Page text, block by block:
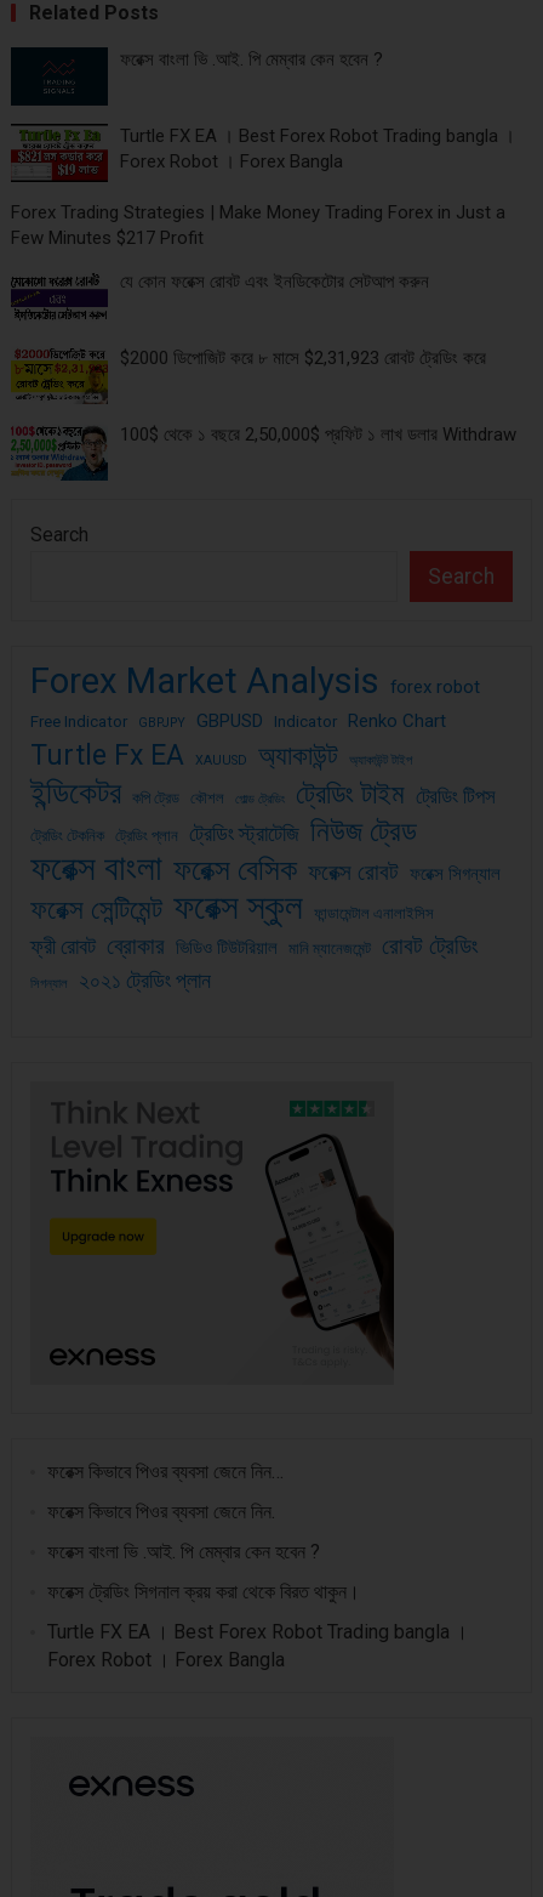
Related Posts
ফরেক্স বাংলা ভি .আই. পি মেম্বার কেন হবেন ?
Turtle FX EA । Best Forex Robot Trading bangla ।
Forex Robot । Forex Bangla
Forex Trading Strategies | Make Money Trading Forex in Just a
Few Minutes $217 Profit
যে কোন ফরেক্স রোবট এবং ইনডিকেটোর সেটআপ করুন
$2000 ডিপোজিট করে ৮ মাসে $2,31,923 রোবট ট্রেডিং করে
100$ থেকে ১ বছরে 2,50,000$ প্রফিট ১ লাখ ডলার Withdraw
Search
Search
Forex Market Analysis forex robot
Free Indicator GBPJPY GBPUSD Indicator Renko Chart
Turtle Fx EA XAUUSD অ্যাকাউন্ট অ্যাকাউন্ট টাইপ
ইন্ডিকেটর কপি ট্রেড কৌশল গোল্ড ট্রেডিং ট্রেডিং টাইম ট্রেডিং টিপস
ট্রেডিং টেকনিক ট্রেডিং প্লান ট্রেডিং স্ট্রাটেজি নিউজ ট্রেড
ফরেক্স বাংলা ফরেক্স বেসিক ফরেক্স রোবট ফরেক্স সিগন্যাল
ফরেক্স সেন্টিমেন্ট ফরেক্স স্কুল ফান্ডামেন্টাল এনালাইসিস
ফ্রী রোবট ব্রোকার ভিডিও টিউটরিয়াল মানি ম্যানেজমেন্ট রোবট ট্রেডিং
সিগন্যাল ২০২১ ট্রেডিং প্লান
ফরেক্স কিভাবে পিওর ব্যবসা জেনে নিন…
ফরেক্স কিভাবে পিওর ব্যবসা জেনে নিন.
ফরেক্স বাংলা ভি .আই. পি মেম্বার কেন হবেন ?
ফরেক্স ট্রেডিং সিগনাল ক্রয় করা থেকে বিরত থাকুন।
Turtle FX EA । Best Forex Robot Trading bangla ।
Forex Robot । Forex Bangla